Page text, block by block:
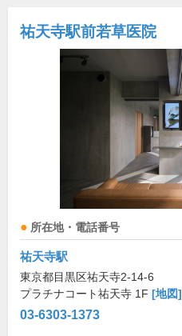
祐天寺駅前若草医院
所在地・電話番号
祐天寺駅
東京都目黒区祐天寺2-14-6
プラチナコート祐天寺 1F [地図]
03-6303-1373